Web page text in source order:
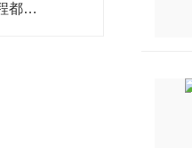
生活垃圾破碎机的处理过程都有哪些？